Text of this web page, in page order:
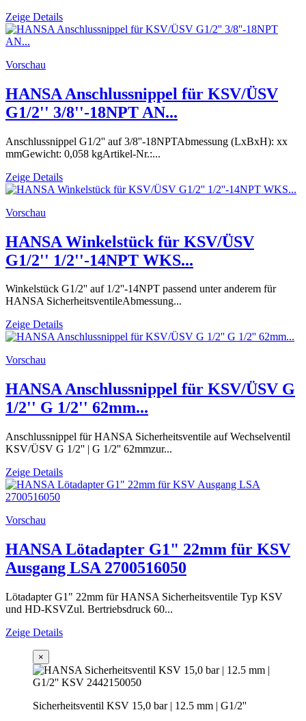
Zeige Details
Vorschau
HANSA Anschlussnippel für KSV/ÜSV
G1/2'' 3/8''-18NPT AN...
Anschlussnippel G1/2'' auf 3/8''-18NPTAbmessung (LxBxH): xx
mmGewicht: 0,058 kgArtikel-Nr.:...
Zeige Details
Vorschau
HANSA Winkelstück für KSV/ÜSV
G1/2'' 1/2''-14NPT WKS...
Winkelstück G1/2'' auf 1/2''-14NPT passend unter anderem für
HANSA SicherheitsventileAbmessung...
Zeige Details
Vorschau
HANSA Anschlussnippel für KSV/ÜSV G
1/2'' G 1/2'' 62mm...
Anschlussnippel für HANSA Sicherheitsventile auf Wechselventil
KSV/ÜSV G 1/2'' | G 1/2'' 62mmzur...
Zeige Details
Vorschau
HANSA Lötadapter G1" 22mm für KSV
Ausgang LSA 2700516050
Lötadapter G1" 22mm für HANSA Sicherheitsventile Typ KSV
und HD-KSVZul. Bertriebsdruck 60...
Zeige Details
×
Sicherheitsventil KSV 15,0 bar | 12.5 mm | G1/2''